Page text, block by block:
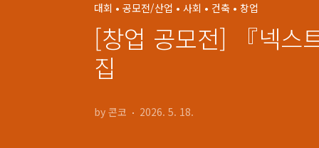
대회 • 공모전/산업 • 사회 • 건축 • 창업
[창업 공모전] 『넥스
집
by 콘코 2026. 5. 18.